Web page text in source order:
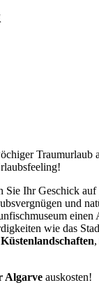
Ihr Geschick
und
wie das
Algarve auskosten!